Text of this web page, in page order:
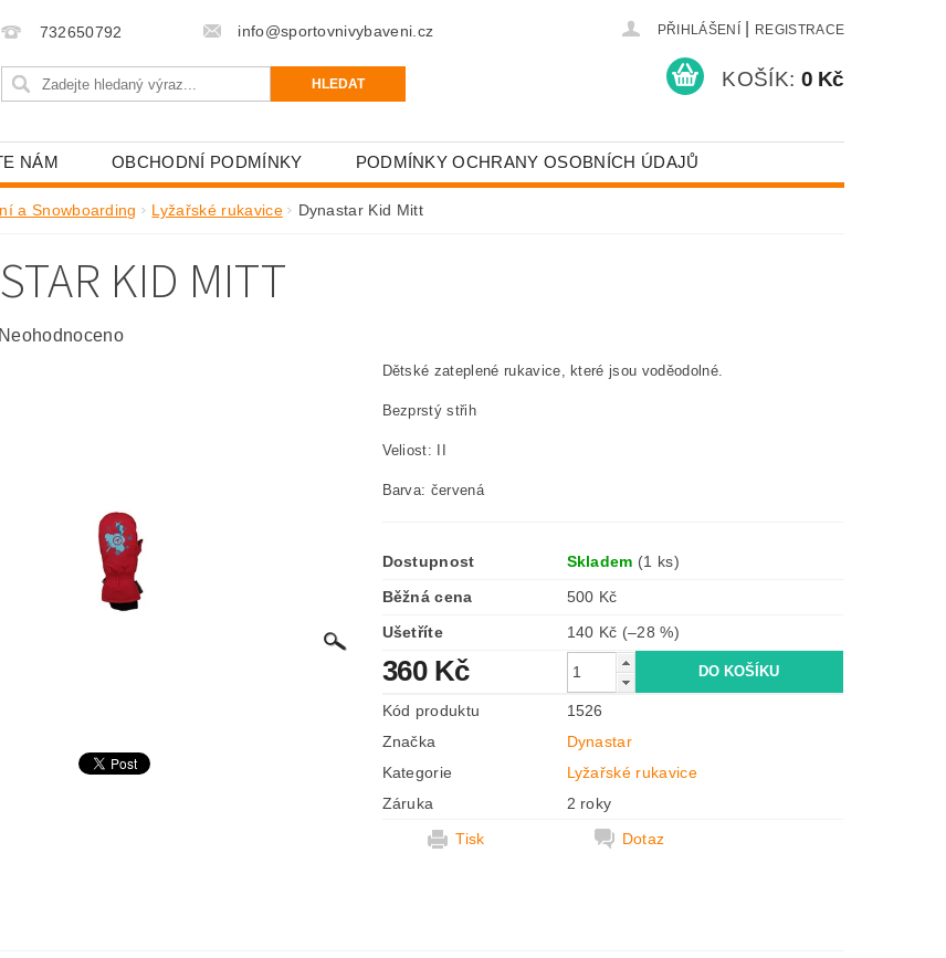
732650792 info@sportovnivybaveni.cz PŘIHLÁŠENÍ REGISTRACE
KOŠÍK: 0 Kč
NÁM OBCHODNÍ PODMÍNKY PODMÍNKY OCHRANY OSOBNÍCH ÚDAJŮ
a Snowboarding Lyžařské rukavice Dynastar Kid Mitt
KID MITT
Neohodnoceno
Dětské zateplené rukavice, které jsou voděodolné.
Bezprstý střih
Veliost: II
Barva: červená
Dostupnost Skladem (1 ks)
Běžná cena
500 Kč
Ušetříte
140 Kč (–28 %)
360 Kč
Kód produktu
1526
Značka
Dynastar
Kategorie
Lyžařské rukavice
Záruka
2 roky
Tisk
Dotaz